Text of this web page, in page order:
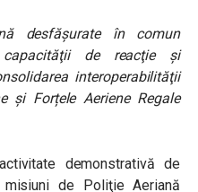
desfășurate în comun
de reacţie şi
interoperabilităţii
și Forțele Aeriene Regale
demonstrativă de
de Poliţie Aeriană